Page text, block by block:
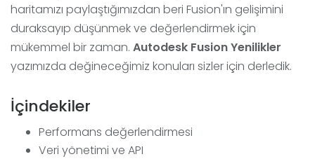
haritamızı paylaştığımızdan beri Fusion'ın gelişimini
duraksayıp düşünmek ve değerlendirmek için
mükemmel bir zaman. Autodesk Fusion Yenilikler
yazımızda değineceğimiz konuları sizler için derledik.
İçindekiler
Performans değerlendirmesi
Veri yönetimi ve API